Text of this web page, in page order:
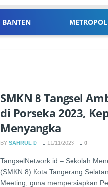
BANTEN
SMKN 8 Tangsel
di Porseka 2023,
Menyangka
BY SAHRUL D 11/11/2023 0
TangselNetwork.id – Sekolah
(SMKN 8) Kota Tangerang
Meeting, guna mempersiapkan